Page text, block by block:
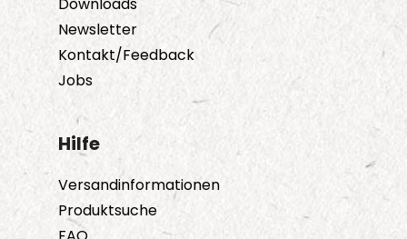
Downloads
Newsletter
Kontakt/Feedback
Jobs
Hilfe
Versandinformationen
Produktsuche